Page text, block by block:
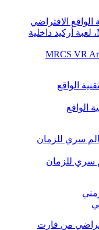
MRCS VR
الواقع
سري للزمان